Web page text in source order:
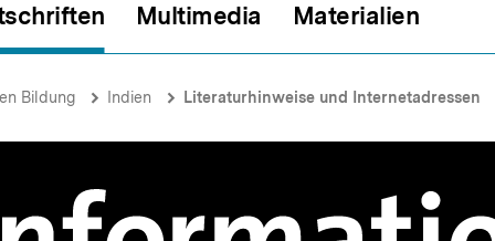
Multimedia Materialien
Bildung Indien Literaturhinweise und Internetadressen